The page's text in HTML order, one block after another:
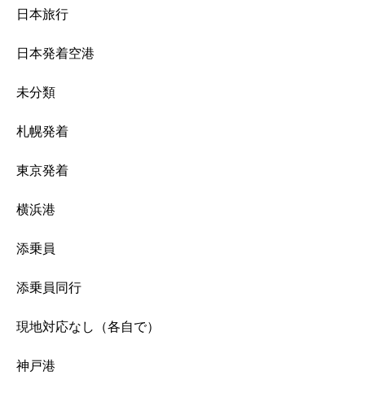
日本旅行
日本発着空港
未分類
札幌発着
東京発着
横浜港
添乗員
添乗員同行
現地対応なし（各自で）
神戸港